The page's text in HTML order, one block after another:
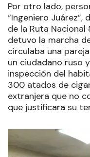
Por otro lado,
“Ingeniero
de la Ruta Nacional
detuvo la marcha
circulaba una
un ciudadano ruso
inspección del
300 atados de
extranjera que no
que justificara su